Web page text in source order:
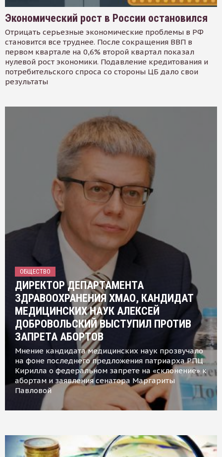
Экономический рост в России остановился
Отрицать серьезные экономические проблемы в РФ
становится все труднее. После сокращения ВВП в
первом квартале на 0,6% второй квартал показал
нулевой рост экономики. Подавление кредитования и
потребительского спроса со стороны ЦБ дало свои
результаты
ОБЩЕСТВО
ДИРЕКТОР ДЕПАРТАМЕНТА
ЗДРАВООХРАНЕНИЯ ХМАО, КАНДИДАТ
МЕДИЦИНСКИХ НАУК АЛЕКСЕЙ
ДОБРОВОЛЬСКИЙ ВЫСТУПИЛ ПРОТИВ
ЗАПРЕТА АБОРТОВ
Мнение кандидата медицинских наук прозвучало
на фоне последнего предложения патриарха РПЦ
Кирилла о федеральном запрете на «склонение» к
абортам и заявления сенатора Маргариты
Павловой